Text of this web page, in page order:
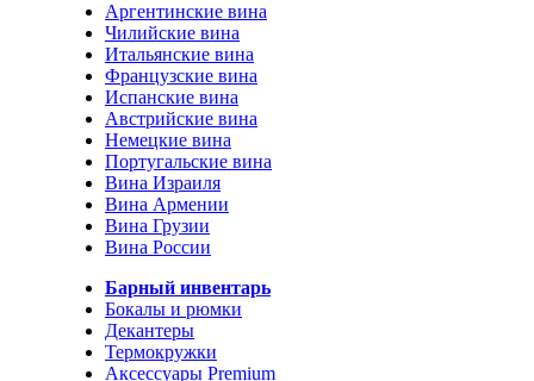
Аргентинские вина
Чилийские вина
Итальянские вина
Французские вина
Испанские вина
Австрийские вина
Немецкие вина
Португальские вина
Вина Израиля
Вина Армении
Вина Грузии
Вина России
Барный инвентарь
Бокалы и рюмки
Декантеры
Термокружки
Аксессуары Premium